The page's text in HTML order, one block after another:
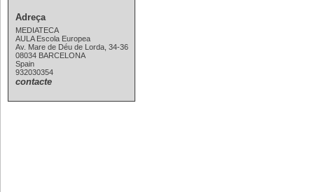
Adreça
MEDIATECA
AULA Escola Europea
Av. Mare de Déu de Lorda, 34-36
08034 BARCELONA
Spain
932030354
contacte